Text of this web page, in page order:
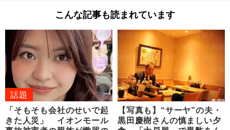
こんな記事も読まれています
話題
「そもそも会社のせいで起
きた人災」 イオンモール
【写真も】“サーヤ”の夫・
黒田慶樹さんの慎ましい夕